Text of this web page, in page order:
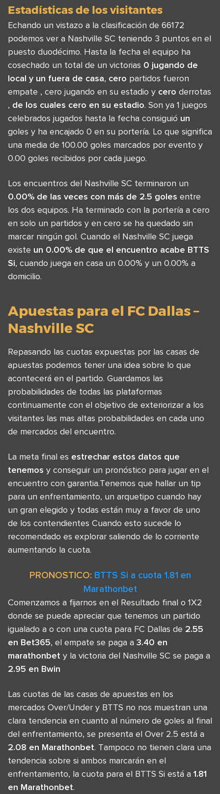
Estadísticas de los visitantes
Echando un vistazo a la clasificación de 66172
podemos ver a Nashville SC teniendo 3 puntos en el
puesto duodécimo. Hasta la fecha el equipo ha
cosechado un total de un victorias 0 jugando de
local y un fuera de casa, cero partidos fueron
empate , cero jugando en su estadio y cero derrotas
, de los cuales cero en su estadio. Son ya 1 juegos
celebrados jugados hasta la fecha consiguió un
goles y ha encajado 0 en su portería. Lo que significa
una media de 100.00 goles marcados por evento y
0.00 goles recibidos por cada juego.
Los encuentros del Nashville SC terminaron un
0.00% de las veces con más de 2.5 goles entre
los dos equipos. Ha terminado con la portería a cero
en solo un partidos y en cero se ha quedado sin
marcar ningún gol. Cuando el Nashville SC juega
existe un 0.00% de que el encuentro acabe BTTS
Si, cuando juega en casa un 0.00% y un 0.00% a
domicilio.
Apuestas para el FC Dallas –
Nashville SC
Repasando las cuotas expuestas por las casas de
apuestas podemos tener una idea sobre lo que
acontecerá en el partido. Guardamos las
probabilidades de todas las plataformas
continuamente con el objetivo de exteriorizar a los
visitantes las mas altas probabilidades en cada uno
de mercados del encuentro.
La meta final es estrechar estos datos que
tenemos y conseguir un pronóstico para jugar en el
encuentro con garantia.Tenemos que hallar un tip
para un enfrentamiento, un arquetipo cuando hay
un gran elegido y todas están muy a favor de uno
de los contendientes Cuando esto sucede lo
recomendado es explorar saliendo de lo corriente
aumentando la cuota.
PRONOSTICO: BTTS Si a cuota 1.81 en
Marathonbet
Comenzamos a fijarnos en el Resultado final o 1X2
donde se puede apreciar que tenemos un partido
igualado a o con una cuota para FC Dallas de 2.55
en Bet365, el empate se paga a 3.40 en
marathonbet y la victoria del Nashville SC se paga a
2.95 en Bwin
Las cuotas de las casas de apuestas en los
mercados Over/Under y BTTS no nos muestran una
clara tendencia en cuanto al número de goles al final
del enfrentamiento, se presenta el Over 2.5 está a
2.08 en Marathonbet. Tampoco no tienen clara una
tendencia sobre si ambos marcarán en el
enfrentamiento, la cuota para el BTTS Si está a 1.81
en Marathonbet.